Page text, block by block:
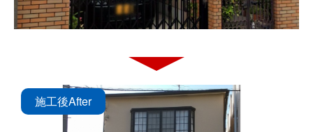
施工後After